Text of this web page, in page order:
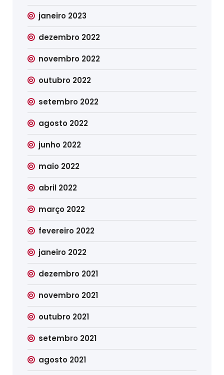
janeiro 2023
dezembro 2022
novembro 2022
outubro 2022
setembro 2022
agosto 2022
junho 2022
maio 2022
abril 2022
março 2022
fevereiro 2022
janeiro 2022
dezembro 2021
novembro 2021
outubro 2021
setembro 2021
agosto 2021